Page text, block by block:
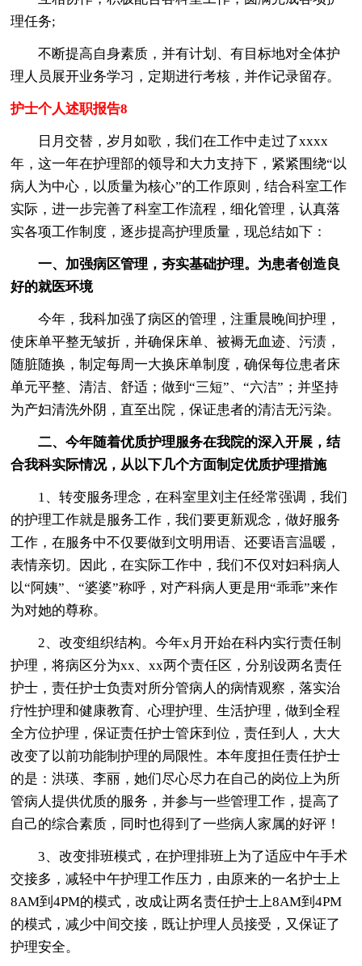
理任务;
不断提高自身素质，并有计划、有目标地对全体护
理人员展开业务学习，定期进行考核，并作记录留存。
护士个人述职报告8
日月交替，岁月如歌，我们在工作中走过了xxxx
年，这一年在护理部的领导和大力支持下，紧紧围绕“以
病人为中心，以质量为核心”的工作原则，结合科室工作
实际，进一步完善了科室工作流程，细化管理，认真落
实各项工作制度，逐步提高护理质量，现总结如下：
一、加强病区管理，夯实基础护理。为患者创造良
好的就医环境
今年，我科加强了病区的管理，注重晨晚间护理，
使床单平整无皱折，并确保床单、被褥无血迹、污渍，
随脏随换，制定每周一大换床单制度，确保每位患者床
单元平整、清洁、舒适；做到“三短”、“六洁”；并坚持
为产妇清洗外阴，直至出院，保证患者的清洁无污染。
二、今年随着优质护理服务在我院的深入开展，结
合我科实际情况，从以下几个方面制定优质护理措施
1、转变服务理念，在科室里刘主任经常强调，我们
的护理工作就是服务工作，我们要更新观念，做好服务
工作，在服务中不仅要做到文明用语、还要语言温暖，
表情亲切。因此，在实际工作中，我们不仅对妇科病人
以“阿姨”、“婆婆”称呼，对产科病人更是用“乖乖”来作
为对她的尊称。
2、改变组织结构。今年x月开始在科内实行责任制
护理，将病区分为xx、xx两个责任区，分别设两名责任
护士，责任护士负责对所分管病人的病情观察，落实治
疗性护理和健康教育、心理护理、生活护理，做到全程
全方位护理，保证责任护士管床到位，责任到人，大大
改变了以前功能制护理的局限性。本年度担任责任护士
的是：洪瑛、李丽，她们尽心尽力在自己的岗位上为所
管病人提供优质的服务，并参与一些管理工作，提高了
自己的综合素质，同时也得到了一些病人家属的好评！
3、改变排班模式，在护理排班上为了适应中午手术
交接多，减轻中午护理工作压力，由原来的一名护士上
8AM到4PM的模式，改成让两名责任护士上8AM到4PM
的模式，减少中间交接，既让护理人员接受，又保证了
护理安全。